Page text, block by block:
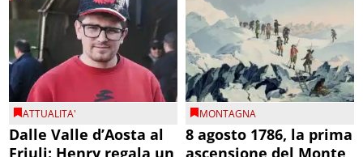
ATTUALITA'
Dalle Valle d’Aosta al
Friuli: Henry regala un
MONTAGNA
8 agosto 1786, la prima
ascensione del Monte